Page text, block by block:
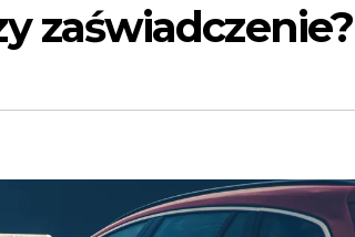
zaświadczenie?